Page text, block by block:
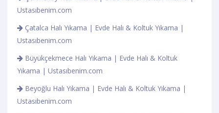
Ustasıbenim.com
Çatalca Halı Yıkama | Evde Halı & Koltuk Yıkama |
Ustasıbenim.com
Büyükçekmece Halı Yıkama | Evde Halı & Koltuk
Yıkama | Ustasıbenim.com
Beyoğlu Halı Yıkama | Evde Halı & Koltuk Yıkama |
Ustasıbenim.com